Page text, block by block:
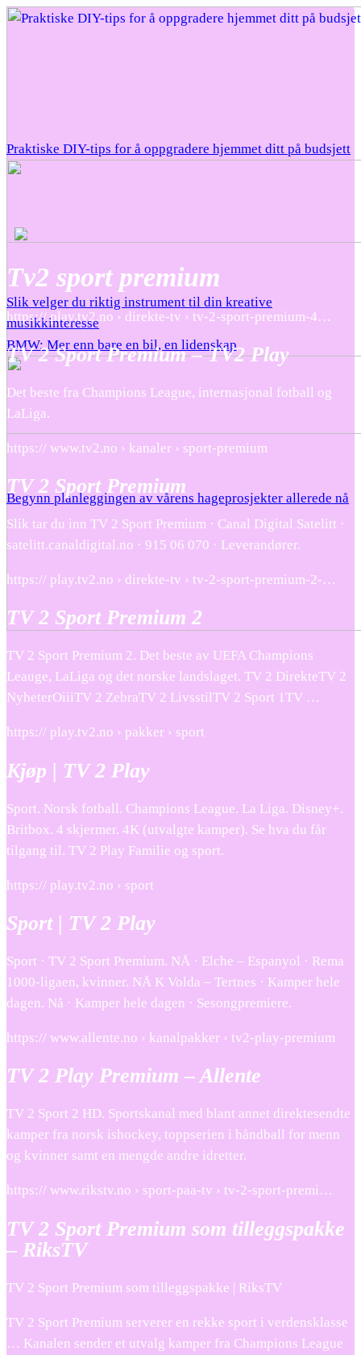
Praktiske DIY-tips for å oppgradere hjemmet ditt på budsjett
Slik velger du riktig instrument til din kreative
musikkinteresse
BMW: Mer enn bare en bil, en lidenskap
Begynn planleggingen av vårens hageprosjekter allerede nå
Tv2 sport premium
https:// play.tv2.no › direkte-tv › tv-2-sport-premium-4…
TV 2 Sport Premium – TV2 Play
Det beste fra Champions League, internasjonal fotball og
LaLiga.
https:// www.tv2.no › kanaler › sport-premium
TV 2 Sport Premium
Slik tar du inn TV 2 Sport Premium · Canal Digital Satelitt ·
satelitt.canaldigital.no · 915 06 070 · Leverandører.
https:// play.tv2.no › direkte-tv › tv-2-sport-premium-2-…
TV 2 Sport Premium 2
TV 2 Sport Premium 2. Det beste av UEFA Champions
Leauge, LaLiga og det norske landslaget. TV 2 DirekteTV 2
NyheterOiiiTV 2 ZebraTV 2 LivsstilTV 2 Sport 1TV …
https:// play.tv2.no › pakker › sport
Kjøp | TV 2 Play
Sport. Norsk fotball. Champions League. La Liga. Disney+.
Britbox. 4 skjermer. 4K (utvalgte kamper). Se hva du får
tilgang til. TV 2 Play Familie og sport.
https:// play.tv2.no › sport
Sport | TV 2 Play
Sport · TV 2 Sport Premium. NÅ · Elche – Espanyol · Rema
1000-ligaen, kvinner. NÅ K Volda – Tertnes · Kamper hele
dagen. Nå · Kamper hele dagen · Sesongpremiere.
https:// www.allente.no › kanalpakker › tv2-play-premium
TV 2 Play Premium – Allente
TV 2 Sport 2 HD. Sportskanal med blant annet direktesendte
kamper fra norsk ishockey, toppserien i håndball for menn
og kvinner samt en mengde andre idretter.
https:// www.rikstv.no › sport-paa-tv › tv-2-sport-premi…
TV 2 Sport Premium som tilleggspakke
– RiksTV
TV 2 Sport Premium som tilleggspakke | RiksTV
TV 2 Sport Premium serverer en rekke sport i verdensklasse
… Kanalen sender et utvalg kamper fra Champions League